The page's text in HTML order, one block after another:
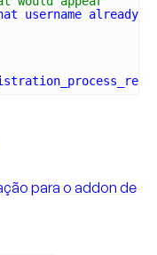
username already
para o addon de